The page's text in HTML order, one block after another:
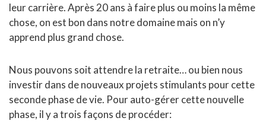
leur carrière. Après 20 ans à faire plus ou moins la même
chose, on est bon dans notre domaine mais on n’y
apprend plus grand chose.
Nous pouvons soit attendre la retraite… ou bien nous
investir dans de nouveaux projets stimulants pour cette
seconde phase de vie. Pour auto-gérer cette nouvelle
phase, il y a trois façons de procéder: